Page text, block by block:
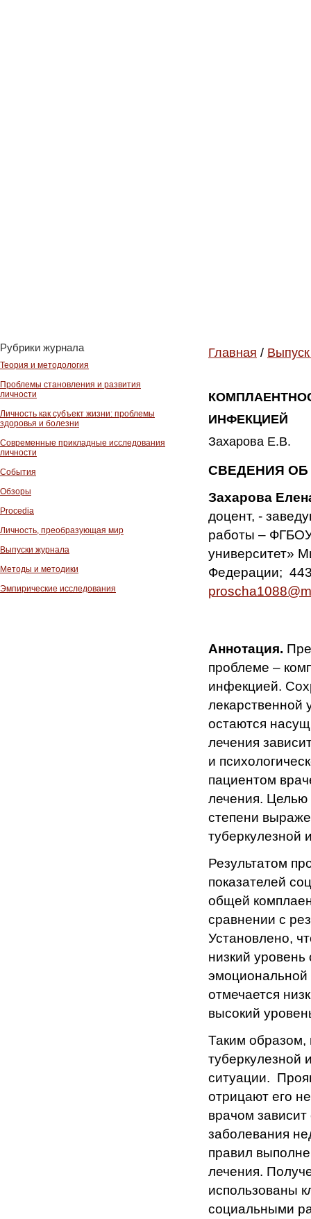
Рубрики журнала
Теория и методология
Проблемы становления и развития
личности
Личность как субъект жизни: проблемы
здоровья и болезни
Современные прикладные исследования
личности
События
Обзоры
Procedia
Личность, преобразующая мир
Выпуски журнала
Методы и методики
Эмпирические исследования
Главная /
ИНФЕКЦИЕЙ
Захарова Е.В.
СВЕДЕНИЯ ОБ
Захарова
доцент, -
работы –
университет»
Федерации;
Аннотация.
проблеме –
инфекцией.
лекарственной
остаются
лечения
и
пациентом
лечения. Целью
степени
туберкулезной
Результатом
показателей
общей
сравнении с
Установлено,
низкий
эмоциональной
отмечается
высокий
Таким образом,
туберкулезной
ситуации.
отрицают его
врачом
заболевания
правил
лечения.
использованы
социальными